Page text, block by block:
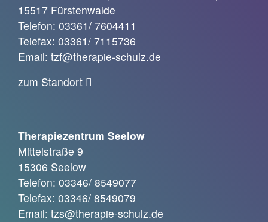
15517 Fürstenwalde
Telefon: 03361/ 7604411
Telefax: 03361/ 7115736
Email: tzf@therapie-schulz.de
zum Standort
Therapiezentrum Seelow
Mittelstraße 9
15306 Seelow
Telefon: 03346/ 8549077
Telefax: 03346/ 8549079
Email: tzs@therapie-schulz.de